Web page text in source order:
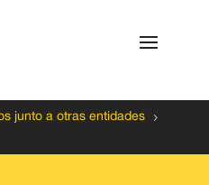
junto a otras entidades 5